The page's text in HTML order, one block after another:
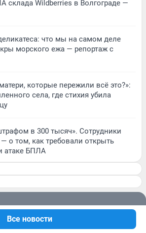
Все новости
склада Wildberries в Волгограде —
что мы на самом деле
морского ежа — репортаж с
которые пережили всё это?»:
села, где стихия убила
в 300 тысяч». Сотрудники
о том, как требовали открыть
атаке БПЛА